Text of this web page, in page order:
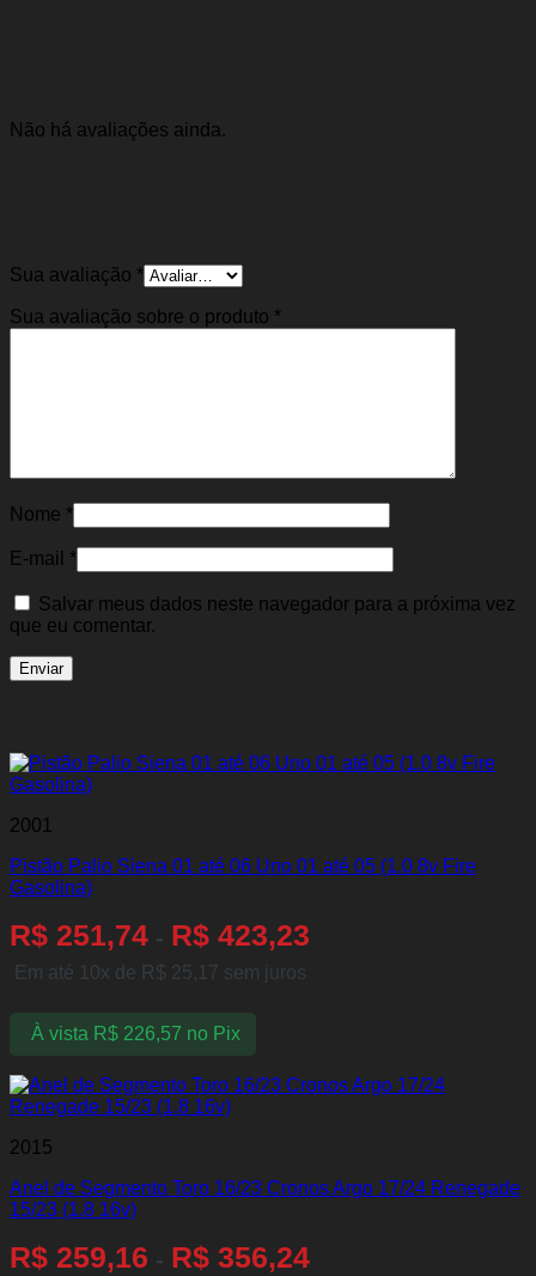
Não há avaliações ainda.
Sua avaliação *
Sua avaliação sobre o produto *
Nome *
E-mail *
Salvar meus dados neste navegador para a próxima vez
que eu comentar.
2001
Pistão Palio Siena 01 até 06 Uno 01 até 05 (1.0 8v Fire
Gasolina)
R$ 251,74 - R$ 423,23
Em até 10x de R$ 25,17 sem juros
À vista R$226,57 no Pix
2015
Anel de Segmento Toro 16/23 Cronos Argo 17/24 Renegade
15/23 (1.8 16v)
R$ 259,16 - R$ 356,24